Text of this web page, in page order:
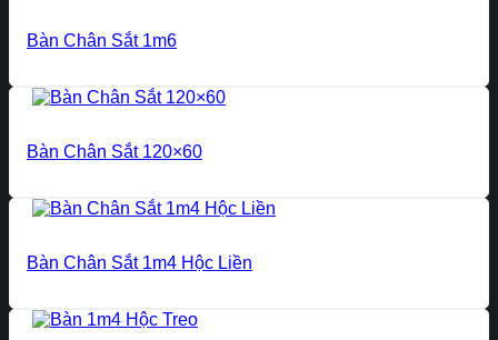
Bàn Chân Sắt 1m6
Bàn Chân Sắt 120×60
Bàn Chân Sắt 1m4 Hộc Liền